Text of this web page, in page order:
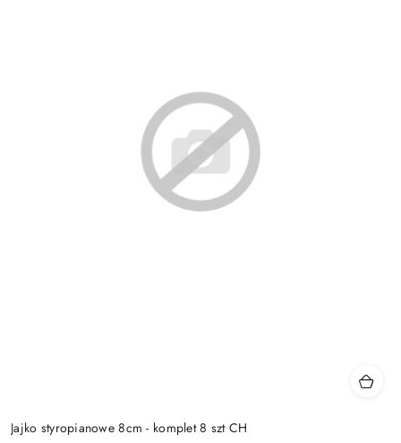
Jajko styropianowe 8cm - komplet 8 szt CH